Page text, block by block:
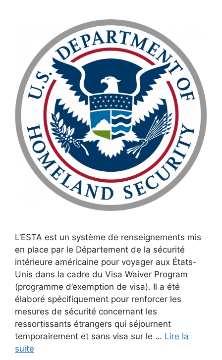
L’ESTA est un système de renseignements mis
en place par le Département de la sécurité
intérieure américaine pour voyager aux États-
Unis dans la cadre du Visa Waiver Program
(programme d’exemption de visa). Il a été
élaboré spécifiquement pour renforcer les
mesures de sécurité concernant les
ressortissants étrangers qui séjournent
temporairement et sans visa sur le … Lire la
suite